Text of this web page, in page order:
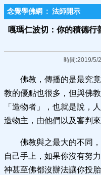
念覺學佛網 : 法師開示
嘎瑪仁波切：你的積德行
時間:2019/5/
佛教，傳播的是最究
教的優點也很多，但與佛
「造物者」，也就是說，
造物主，由他們以及審判來
佛教與之最大的不同
自己手上，如果你沒有努
神甚至佛都沒辦法讓你投胎